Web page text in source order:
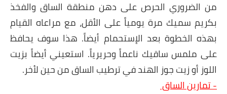
من الضروري الحرص على دهن منطقة الساق والفخذ
بكريم سميك مرة يومياً على الأقل، مع مراعاه القيام
بهذه الخطوة بعد الإستحمام أيضاً. هذا سوف يحافظ
على ملمس ساقيك ناعماً وحريرياً. استعيني أيضاً بزيت
اللوز أو زيت جوز الهند في ترطيب الساق من حين لأخر.
- تمارين الساق